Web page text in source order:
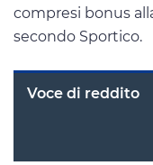
compresi bonus
secondo Sportico.
Voce di reddito